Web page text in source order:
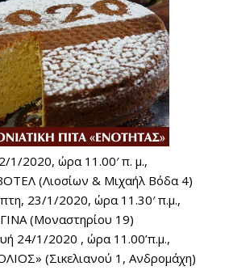
1/2020, ώρα 11.00′ π. μ.,
(Λιοσίων & Μιχαήλ Βόδα 4)
23/1/2020, ώρα 11.30′ π.μ.,
(Μοναστηρίου 19)
24/1/2020 , ώρα 11.00’π.μ.,
(Σικελιανού 1, Ανδρομάχη)